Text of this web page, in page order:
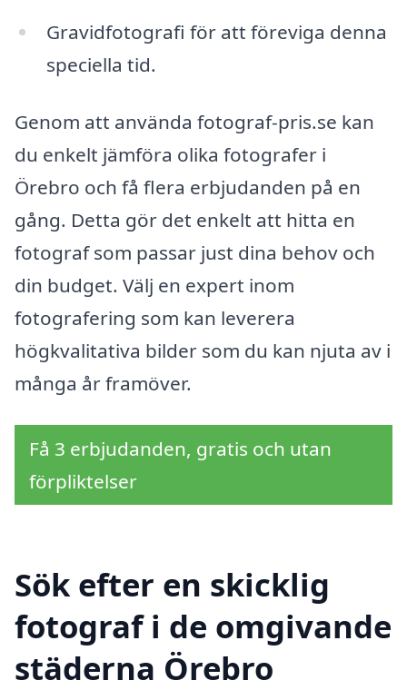
Gravidfotografi för att föreviga denna
speciella tid.
Genom att använda fotograf-pris.se kan
du enkelt jämföra olika fotografer i
Örebro och få flera erbjudanden på en
gång. Detta gör det enkelt att hitta en
fotograf som passar just dina behov och
din budget. Välj en expert inom
fotografering som kan leverera
högkvalitativa bilder som du kan njuta av i
många år framöver.
Få 3 erbjudanden, gratis och utan
förpliktelser
Sök efter en skicklig
fotograf i de omgivande
städerna Örebro